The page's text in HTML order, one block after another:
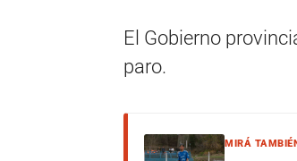
El Gobierno
paro.
MIRÁ